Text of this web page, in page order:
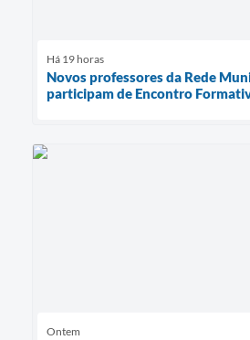
Há 19 horas
Novos professores da Rede
participam de Encontro
Ontem